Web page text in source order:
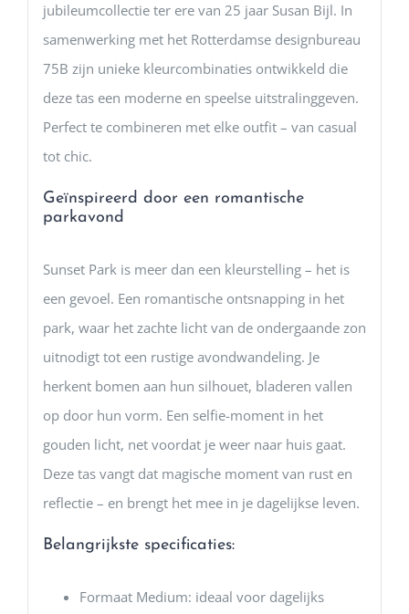
jubileumcollectie ter ere van 25 jaar Susan Bijl. In
samenwerking met het Rotterdamse designbureau
75B zijn unieke kleurcombinaties ontwikkeld die
deze tas een moderne en speelse uitstralinggeven.
Perfect te combineren met elke outfit – van casual
tot chic.
Geïnspireerd door een romantische
parkavond
Sunset Park is meer dan een kleurstelling – het is
een gevoel. Een romantische ontsnapping in het
park, waar het zachte licht van de ondergaande zon
uitnodigt tot een rustige avondwandeling. Je
herkent bomen aan hun silhouet, bladeren vallen
op door hun vorm. Een selfie-moment in het
gouden licht, net voordat je weer naar huis gaat.
Deze tas vangt dat magische moment van rust en
reflectie – en brengt het mee in je dagelijkse leven.
Belangrijkste specificaties:
Formaat Medium: ideaal voor dagelijks